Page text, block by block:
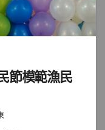
節模範漁民